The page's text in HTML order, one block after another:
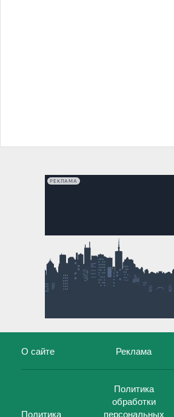
РЕКЛАМА
О сайте Реклама
Политика
Политика
обработки
персональных